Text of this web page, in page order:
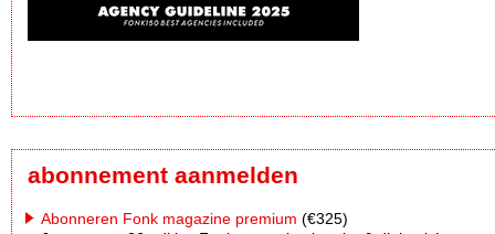
abonnement aanmelden
Abonneren Fonk magazine premium (€325)